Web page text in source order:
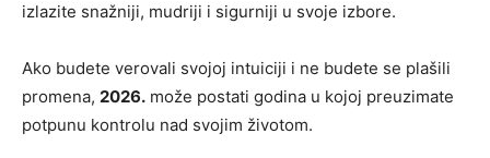
izlazite snažniji, mudriji i sigurniji u svoje izbore.
Ako budete verovali svojoj intuiciji i ne budete se plašili
promena, 2026. može postati godina u kojoj preuzimate
potpunu kontrolu nad svojim životom.